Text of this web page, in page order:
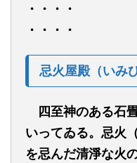
・・・・
・・・・
忌火屋殿（いみ
四至神のある石
いってゐる。忌火
を忌んだ清淨な火